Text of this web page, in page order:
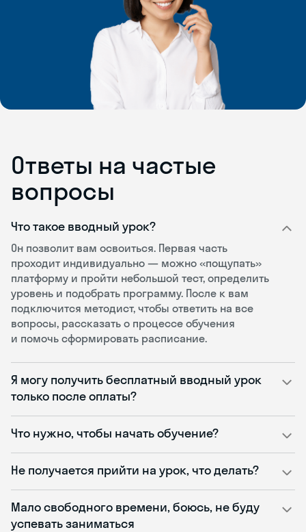
Ответы на частые
вопросы
Что такое вводный урок?
Он позволит вам освоиться. Первая часть
проходит индивидуально — можно «пощупать»
платформу и пройти небольшой тест, определить
уровень и подобрать программу. После к вам
подключится методист, чтобы ответить на все
вопросы, рассказать о процессе обучения
и помочь сформировать расписание.
Я могу получить бесплатный вводный урок
только после оплаты?
Что нужно, чтобы начать обучение?
Не получается прийти на урок, что делать?
Мало свободного времени, боюсь, не буду
успевать заниматься